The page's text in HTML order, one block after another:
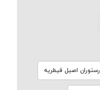
رستوران اصیل قیطریه